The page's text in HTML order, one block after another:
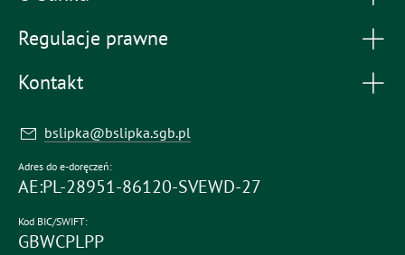
Regulacje prawne
Kontakt
bslipka@bslipka.sgb.pl
Adres do e-doręczeń:
AE:PL-28951-86120-SVEWD-27
Kod BIC/SWIFT:
GBWCPLPP